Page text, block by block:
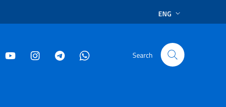
ENG
Search